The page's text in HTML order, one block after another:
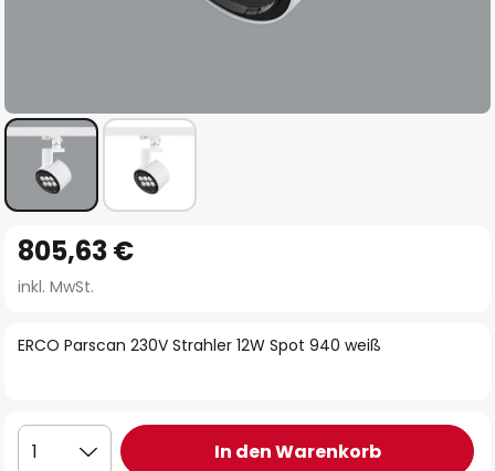
Anfang
der
springen
ERCO Parscan 230V Strahler 12W Spot 940 weiß
805,63 €
inkl. MwSt.
1 In den Warenkorb